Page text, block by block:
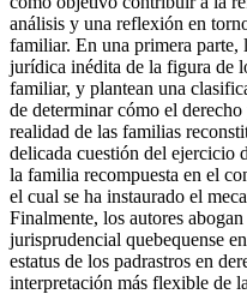
análisis y una reflexión en
familiar. En una primera parte,
jurídica inédita de la figura de
familiar, y plantean una
de determinar cómo el
realidad de las familias
delicada cuestión del ejercicio
la familia recompuesta en el
el cual se ha instaurado el
Finalmente, los autores
jurisprudencial quebequense
estatus de los padrastros en
interpretación más flexible de